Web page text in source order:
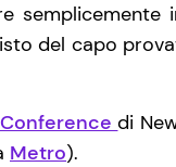
semplicemente
del capo
di
Metro).